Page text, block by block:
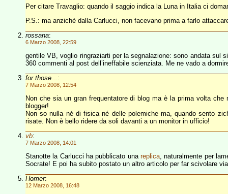
Per citare Travaglio: quando il saggio indica la Luna in Italia ci
P.S.: ma anzichè dalla Carlucci, non facevano prima a farlo
rossana:
6 Marzo 2008, 22:59
gentile VB, voglio ringraziarti per la segnalazione: sono andata sul
360 commenti al post dell’ineffabile scienziata. Me ne vado a
for those... :
7 Marzo 2008, 12:54
Non che sia un gran frequentatore di blog ma è la prima volta
blogger!
Non so nulla né di fisica né delle polemiche ma, quando sento
risate. Non è bello ridere da soli davanti a un monitor in ufficio!
vb:
7 Marzo 2008, 14:01
Stanotte la Carlucci ha pubblicato una replica, naturalmente per
Socrate! E poi ha subito postato un altro articolo per far scivolare
Homer:
12 Marzo 2008, 16:48